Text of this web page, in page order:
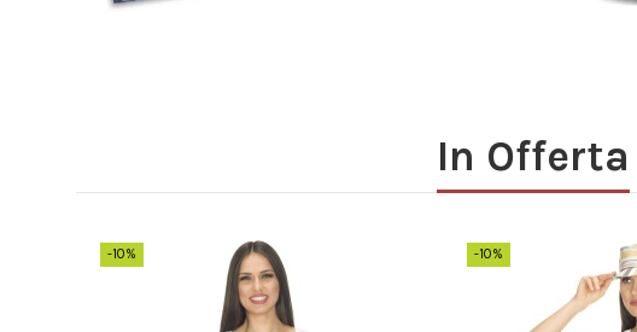
In Offerta
-10% -10%